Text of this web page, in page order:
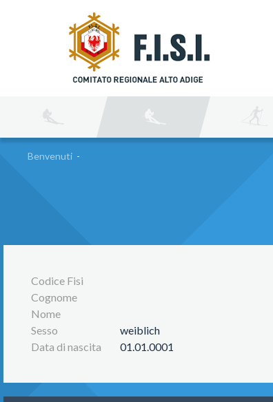
Benvenuti -
Codice Fisi
Cognome
Nome
Sesso
weiblich
Data di nascita
01.01.0001